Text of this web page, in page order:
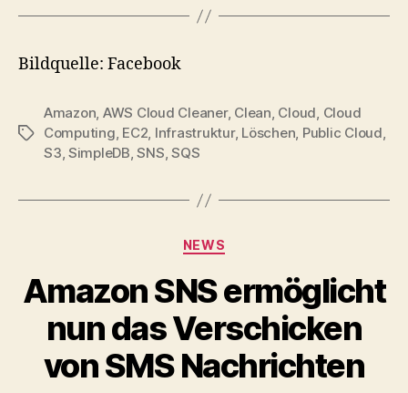
Bildquelle: Facebook
Tags
Amazon, AWS Cloud Cleaner, Clean, Cloud, Cloud
Computing, EC2, Infrastruktur, Löschen, Public Cloud,
S3, SimpleDB,SNS,SQS
Categories
NEWS
Amazon SNS ermöglicht
nun das Verschicken
von SMS Nachrichten